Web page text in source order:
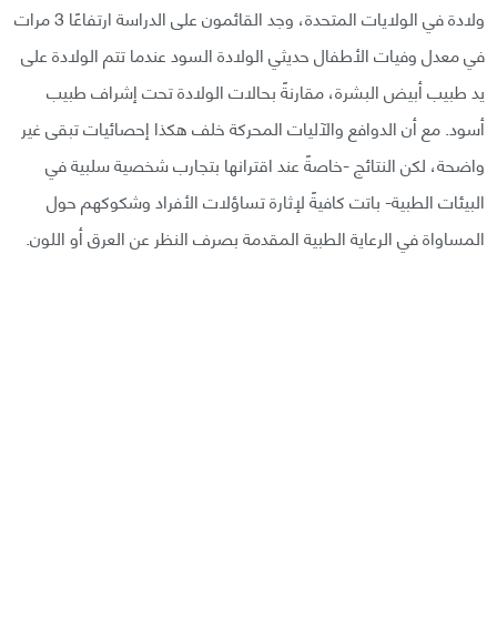
ولادة في الولايات المتحدة، وجد القائمون على الدراسة ارتفاعًا 3 مرات
في معدل وفيات الأطفال حديثي الولادة السود عندما تتم الولادة على
يد طبيب أبيض البشرة، مقارنةً بحالات الولادة تحت إشراف طبيب
أسود. مع أن الدوافع والآليات المحركة خلف هكذا إحصائيات تبقى غير
واضحة، لكن النتائج -خاصةً عند اقترانها بتجارب شخصية سلبية في
البيئات الطبية- باتت كافيةً لإثارة تساؤلات الأفراد وشكوكهم حول
المساواة في الرعاية الطبية المقدمة بصرف النظر عن العرق أو اللون.